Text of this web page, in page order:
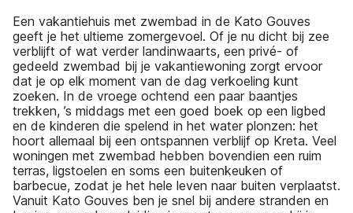
Een vakantiehuis met zwembad in de Kato Gouves
geeft je het ultieme zomergevoel. Of je nu dicht bij zee
verblijft of wat verder landinwaarts, een privé- of
gedeeld zwembad bij je vakantiewoning zorgt ervoor
dat je op elk moment van de dag verkoeling kunt
zoeken. In de vroege ochtend een paar baantjes
trekken, ’s middags met een goed boek op een ligbed
en de kinderen die spelend in het water plonzen: het
hoort allemaal bij een ontspannen verblijf op Kreta. Veel
woningen met zwembad hebben bovendien een ruim
terras, ligstoelen en soms een buitenkeuken of
barbecue, zodat je het hele leven naar buiten verplaatst.
Vanuit Kato Gouves ben je snel bij andere stranden en